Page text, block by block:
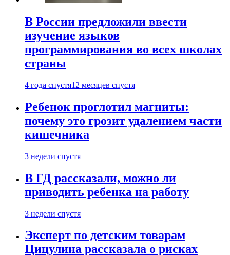
В России предложили ввести
изучение языков
программирования во всех школах
страны
4 года спустя12 месяцев спустя
Ребенок проглотил магниты:
почему это грозит удалением части
кишечника
3 недели спустя
В ГД рассказали, можно ли
приводить ребенка на работу
3 недели спустя
Эксперт по детским товарам
Цицулина рассказала о рисках